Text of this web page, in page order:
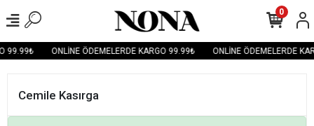
99.99₺ ONLİNE ÖDEMELERDE KARGO 99.99₺ ONLİNE ÖDEMELERDE
0
Cemile Kasırga